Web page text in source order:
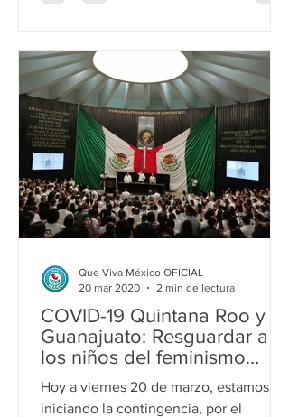
COVID-19 Quintana Roo y
Guanajuato: Resguardar a
los niños del feminismo
abortista es vital
Hoy a viernes 20 de marzo, estamos
iniciando la contingencia, por el
Que Viva México OFICIAL
20 mar 2020
2 min de lectura